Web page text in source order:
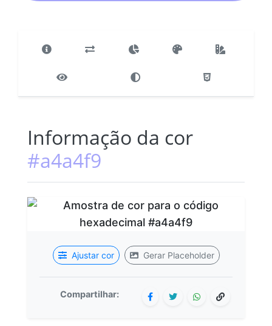
Informação da cor
#a4a4f9
Ajustar cor Gerar Placeholder
Compartilhar: